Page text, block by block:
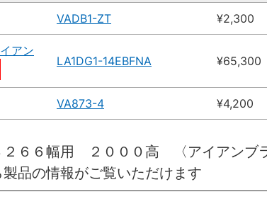
VADB1-ZT ¥2,300
アン
LA1DG1-14EBFNA ¥65,300
VA873-4 ¥4,200
６６幅用 ２０００高 〈アイアンブ
品の情報がご覧いただけます